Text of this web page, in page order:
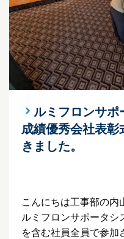
ルミフロンサポ
成績優秀会社表彰
きました。
こんにちは工事部の
ルミフロンサポータシ
を含む社員全員で参